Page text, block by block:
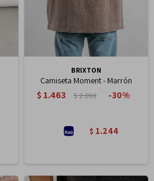
BRIXTON
Camiseta Moment - Marrón
$1.463 $2.090 30
$ 1.244